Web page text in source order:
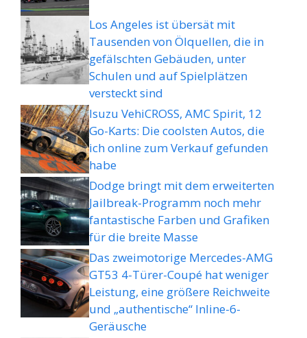
Los Angeles ist übersät mit
Tausenden von Ölquellen, die in
gefälschten Gebäuden, unter
Schulen und auf Spielplätzen
versteckt sind
Isuzu VehiCROSS, AMC Spirit, 12
Go-Karts: Die coolsten Autos, die
ich online zum Verkauf gefunden
habe
Dodge bringt mit dem erweiterten
Jailbreak-Programm noch mehr
fantastische Farben und Grafiken
für die breite Masse
Das zweimotorige Mercedes-AMG
GT53 4-Türer-Coupé hat weniger
Leistung, eine größere Reichweite
und „authentische“ Inline-6-
Geräusche